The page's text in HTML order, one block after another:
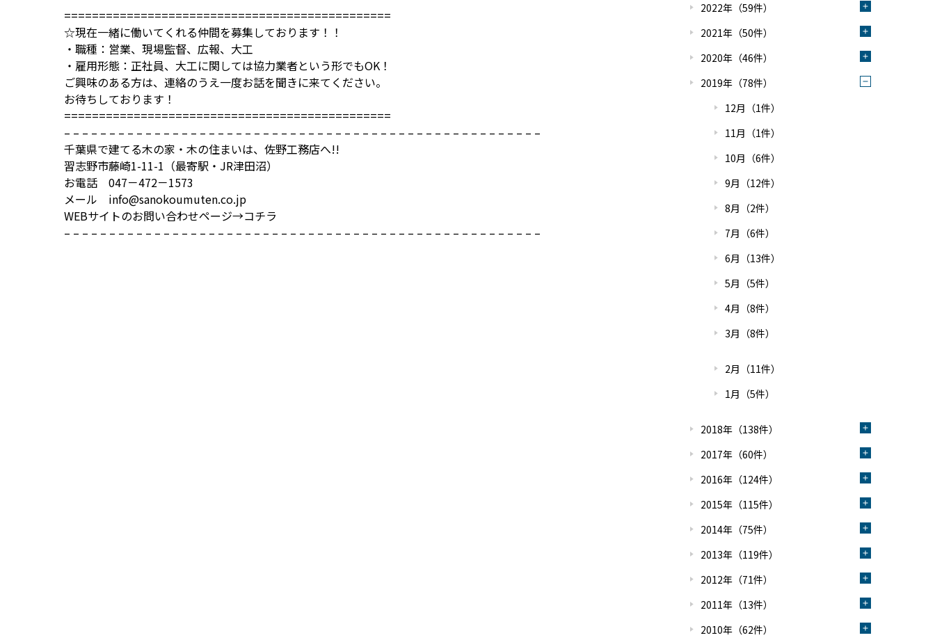
===============================================
☆現在一緒に働いてくれる仲間を募集しております！！
・職種：営業、現場監督、広報、大工
・雇用形態：正社員、大工に関しては協力業者という形でもOK！
ご興味のある方は、連絡のうえ一度お話を聞きに来てください。
お待ちしております！
===============================================
– – – – – – – – – – – – – – – – – – – – – – – – – – – – – – – – – – – – – – – – – – – – – – – – – – – – –
千葉県で建てる木の家・木の住まいは、佐野工務店へ!!
習志野市藤崎1-11-1（最寄駅・JR津田沼）
お電話 047－472－1573
メール info@sanokoumuten.co.jp
WEBサイトのお問い合わせページ→コチラ
– – – – – – – – – – – – – – – – – – – – – – – – – – – – – – – – – – – – – – – – – – – – – – – – – – – – –
2022年（59件）
2021年（50件）
2020年（46件）
2019年（78件）
12月（1件）
11月（1件）
10月（6件）
9月（12件）
8月（2件）
7月（6件）
6月（13件）
5月（5件）
4月（8件）
3月（8件）
2月（11件）
1月（5件）
2018年（138件）
2017年（60件）
2016年（124件）
2015年（115件）
2014年（75件）
2013年（119件）
2012年（71件）
2011年（13件）
2010年（62件）